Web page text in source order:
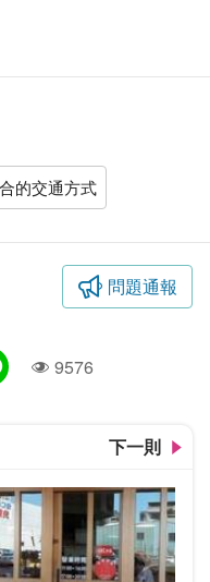
的交通方式
問題通報
人氣9576
下一則